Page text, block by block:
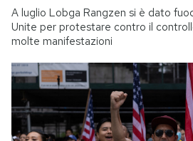
A luglio Lobga Rangzen si è dato
Unite per protestare contro il
molte manifestazioni